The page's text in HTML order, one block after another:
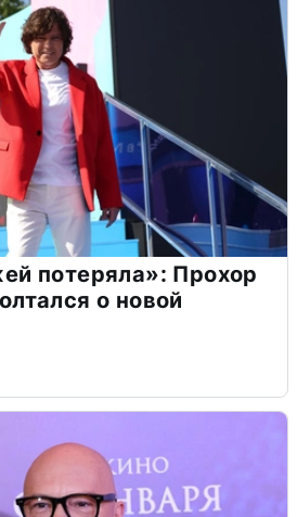
потеряла»: Прохор
о новой